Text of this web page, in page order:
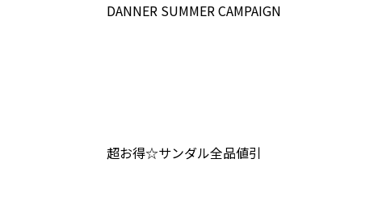
DANNER SUMMER CAMPAIGN
超お得☆サンダル全品値引